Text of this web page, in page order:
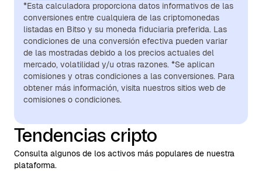
*Esta calculadora proporciona datos informativos de las
conversiones entre cualquiera de las criptomonedas
listadas en Bitso y su moneda fiduciaria preferida. Las
condiciones de una conversión efectiva pueden variar
de las mostradas debido a los precios actuales del
mercado, volatilidad y/u otras razones. *Se aplican
comisiones y otras condiciones a las conversiones. Para
obtener más información, visita nuestros sitios web de
comisiones o condiciones.
Tendencias cripto
Consulta algunos de los activos más populares de nuestra
plataforma.